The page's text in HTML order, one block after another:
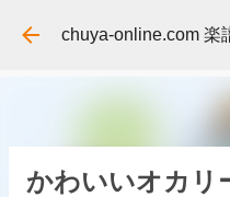
スキップしてメ
chuya-online.com 楽
かわいいオカリ